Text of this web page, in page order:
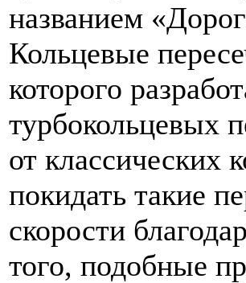
названием
Кольцевые
которого
турбокольцевых
от классических
покидать такие
скорости
того, подобные